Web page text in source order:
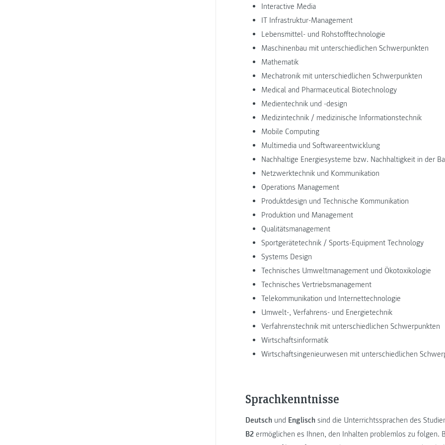
Interactive Media
IT Infrastruktur-Management
Lebensmittel- und Rohstofftechnologie
Maschinenbau mit unterschiedlichen Schwerpunkten
Mathematik
Mechatronik mit unterschiedlichen Schwerpunkten
Medical and Pharmaceutical Biotechnology
Medientechnik und -design
Medizintechnik / medizinische Informationstechnik
Mobile Computing
Multimedia und Softwareentwicklung
Nachhaltige Energiesysteme bzw. Nachhaltigkeit in der
Netzwerktechnik und Kommunikation
Operations Management
Produktdesign und Technische Kommunikation
Produktion und Management
Qualitätsmanagement
Sportgerätetechnik / Sports-Equipment Technology
Systems Design
Technisches Umweltmanagement und Ökotoxikologie
Technisches Vertriebsmanagement
Telekommunikation und Internettechnologie
Umwelt-, Verfahrens- und Energietechnik
Verfahrenstechnik mit unterschiedlichen Schwerpunkten
Wirtschaftsinformatik
Wirtschaftsingenieurwesen mit unterschiedlichen
Sprachkenntnisse
Deutsch und Englisch sind die Unterrichtssprachen des
B2 ermöglichen es Ihnen, den Inhalten problemlos zu folgen.